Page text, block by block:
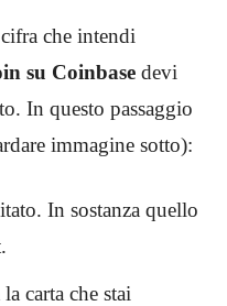
che intendi
su Coinbase devi
In questo passaggio
immagine sotto):
In sostanza quello
carta che stai